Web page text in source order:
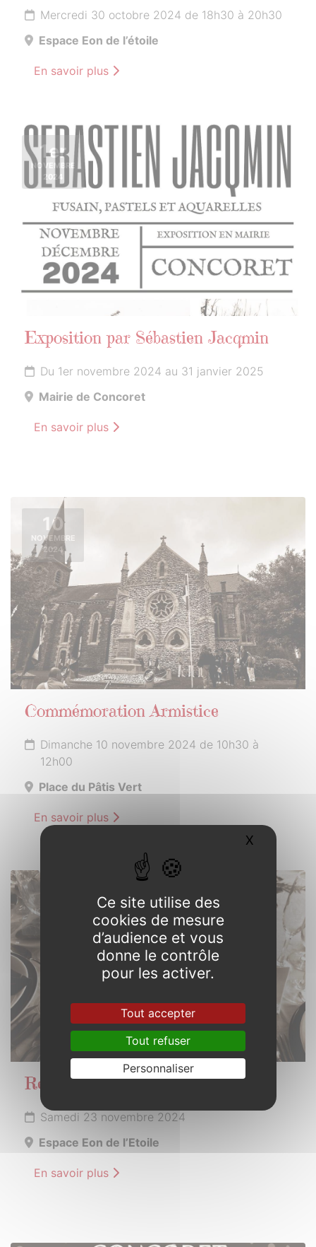
Mercredi 30 octobre 2024 de 18h30 à 20h30
Espace Eon de l’étoile
En savoir plus
1er
NOVEMBRE
2024
Exposition par Sébastien Jacqmin
Du 1er novembre 2024 au 31 janvier 2025
Mairie de Concoret
En savoir plus
10
NOVEMBRE
2024
Commémoration Armistice
Dimanche 10 novembre 2024 de 10h30 à
12h00
Place du Pâtis Vert
En savoir plus
NOVEMBRE
Repas des anciens
Samedi 23 novembre 2024
Espace Eon de l’Etoile
En savoir plus
Ce site utilise des
cookies de mesure
d’audience et vous
donne le contrôle
pour les activer.
Tout accepter
Tout refuser
Personnaliser
X Masquer